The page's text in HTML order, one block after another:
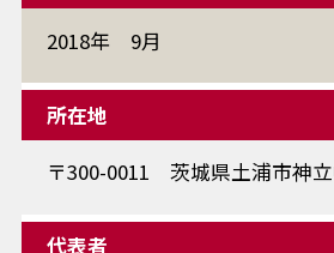
2018年 9月
所在地
〒300-0011 茨城県土浦市神
代表者